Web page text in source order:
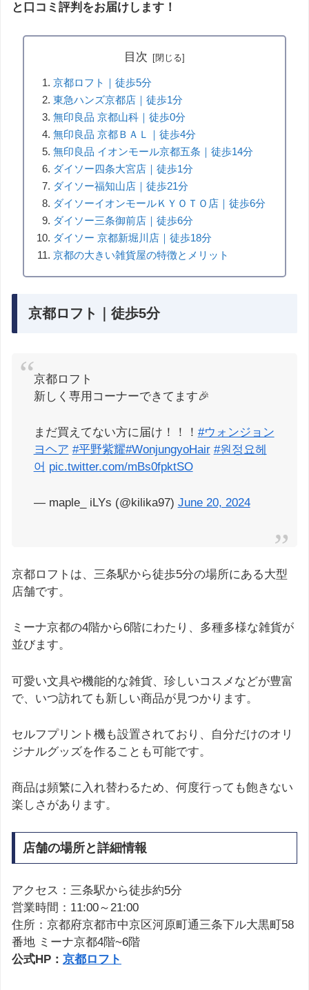
と口コミ評判をお届けします！
目次
京都ロフト｜徒歩5分
東急ハンズ京都店｜徒歩1分
無印良品 京都山科｜徒歩0分
無印良品 京都ＢＡＬ｜徒歩4分
無印良品 イオンモール京都五条｜徒歩14分
ダイソー四条大宮店｜徒歩1分
ダイソー福知山店｜徒歩21分
ダイソーイオンモールＫＹＯＴＯ店｜徒歩6分
ダイソー三条御前店｜徒歩6分
ダイソー 京都新堀川店｜徒歩18分
京都の大きい雑貨屋の特徴とメリット
京都ロフト｜徒歩5分
京都ロフト
新しく専用コーナーできてます🎉
まだ買えてない方に届け！！！ #ウォンジョン
ヨヘア #平野紫耀#WonjungyoHair #원정요헤
어 pic.twitter.com/mBs0fpktSO
— maple_ iLYs (@kilika97) June 20, 2024
京都ロフトは、三条駅から徒歩5分の場所にある大型
店舗です。
ミーナ京都の4階から6階にわたり、多種多様な雑貨が
並びます。
可愛い文具や機能的な雑貨、珍しいコスメなどが豊富
で、いつ訪れても新しい商品が見つかります。
セルフプリント機も設置されており、自分だけのオリ
ジナルグッズを作ることも可能です。
商品は頻繁に入れ替わるため、何度行っても飽きない
楽しさがあります。
店舗の場所と詳細情報
アクセス：三条駅から徒歩約5分
営業時間：11:00～21:00
住所：京都府京都市中京区河原町通三条下ル大黒町58
番地 ミーナ京都4階~6階
公式HP： 京都ロフト